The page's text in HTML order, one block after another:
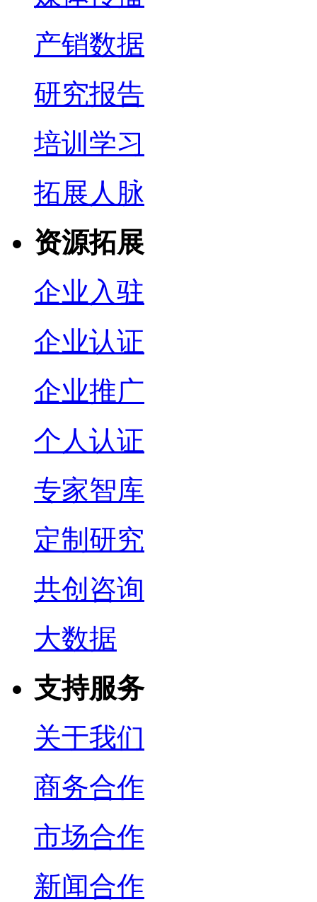
产销数据
研究报告
培训学习
拓展人脉
资源拓展
企业入驻
企业认证
企业推广
个人认证
专家智库
定制研究
共创咨询
大数据
支持服务
关于我们
商务合作
市场合作
新闻合作